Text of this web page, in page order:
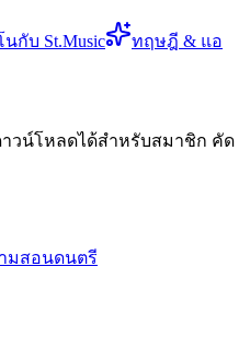
นกับ St.Music
ทฤษฎี & แอ
วน์โหลดได้สำหรับสมาชิก คัด
มสอนดนตรี